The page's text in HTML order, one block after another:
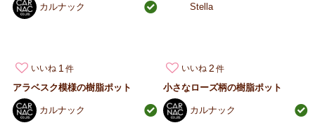
カルナック Stella
いいね 1
アラベスク模様の樹脂ポット
カルナック
いいね 2
小さなローズ柄の樹脂ポット
カルナック